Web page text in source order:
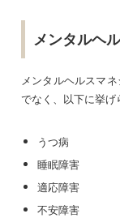
メンタルヘ
メンタルヘルスマ
でなく、以下に挙げ
うつ病
睡眠障害
適応障害
不安障害